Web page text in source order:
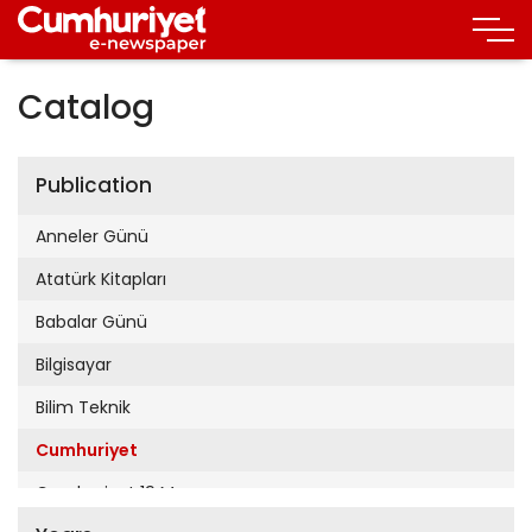
Catalog
Publication
Anneler Günü
Atatürk Kitapları
Babalar Günü
Bilgisayar
Bilim Teknik
Cumhuriyet
Cumhuriyet 19 Mayıs